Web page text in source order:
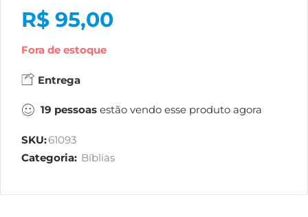
R$ 95,00
Fora de estoque
Entrega
19 pessoas estão vendo esse produto agora
SKU:61093
Categoria: Bíblias